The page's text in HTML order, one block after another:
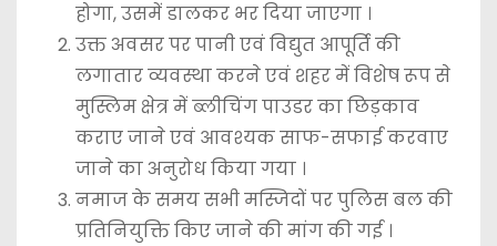
होगा, उसमें डालकर भर दिया जाएगा ।
उक्त अवसर पर पानी एवं विद्युत आपूर्ति की
लगातार व्यवस्था करने एवं शहर में विशेष रूप से
मुस्लिम क्षेत्र में ब्लीचिंग पाउडर का छिड़काव
कराए जाने एवं आवश्यक साफ-सफाई करवाए
जाने का अनुरोध किया गया ।
नमाज के समय सभी मस्जिदों पर पुलिस बल की
प्रतिनियुक्ति किए जाने की मांग की गई ।